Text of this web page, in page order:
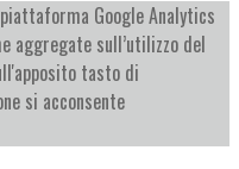
Google Analytics
aggregate sull’utilizzo del
tasto di
si acconsente